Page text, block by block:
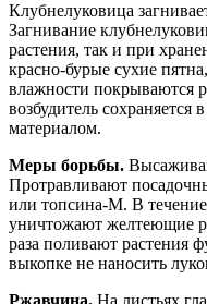
Клубнелуковица
Загнивание
растения, так и при
красно-бурые сухие
влажности покрываются
возбудитель сохраняется
материалом.
Меры борьбы.
Протравливают
или топсина-М. В
уничтожают желтеющие
раза поливают растения
выкопке не наносить